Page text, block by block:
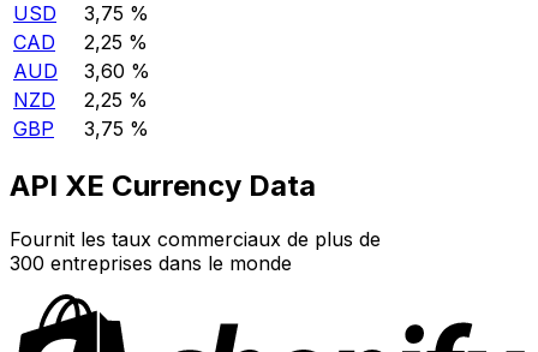
USD
3,75 %
CAD
2,25 %
AUD
3,60 %
NZD
2,25 %
GBP
3,75 %
API XE Currency Data
Fournit les taux commerciaux de plus de
300 entreprises dans le monde